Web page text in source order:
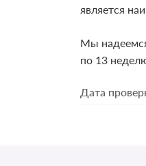
является
Мы
по 13
Дата